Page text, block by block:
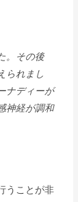
。その後
られまし
ナディーが
神経が調和
うことが非